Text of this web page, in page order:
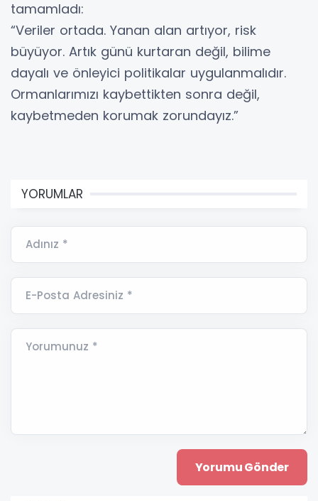
tamamladı:
“Veriler ortada. Yanan alan artıyor, risk
büyüyor. Artık günü kurtaran değil, bilime
dayalı ve önleyici politikalar uygulanmalıdır.
Ormanlarımızı kaybettikten sonra değil,
kaybetmeden korumak zorundayız.”
YORUMLAR
Adınız *
E-Posta Adresiniz *
Yorumunuz *